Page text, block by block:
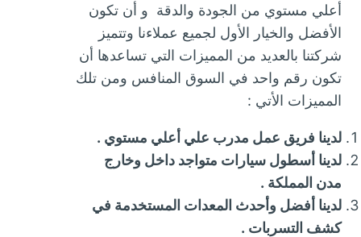
أعلي مستوي من الجودة والدقة و أن تكون
الأفضل والخيار الأول لجميع عملاءنا وتتميز
شركتنا بالعديد من المميزات التي تساعدها أن
تكون رقم واحد في السوق المنافس ومن تلك
المميزات الأتي :
لدينا فريق عمل مدرب علي أعلي مستوي .
لدينا أسطول سيارات متواجد داخل وخارج
مدن المملكة .
لدينا أفضل وأحدث المعدات المستخدمة في
كشف التسربات .